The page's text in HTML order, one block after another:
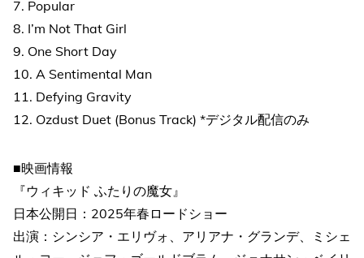
7. Popular
8. I’m Not That Girl
9. One Short Day
10. A Sentimental Man
11. Defying Gravity
12. Ozdust Duet (Bonus Track) *デジタル配信のみ
■映画情報
『ウィキッド ふたりの魔女』
日本公開日：2025年春ロードショー
出演：シンシア・エリヴォ、アリアナ・グランデ、ミシェ